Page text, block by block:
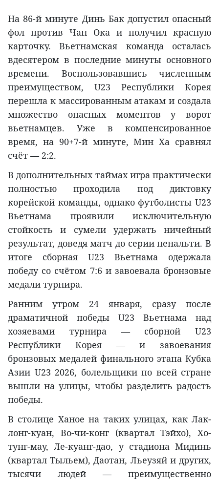
На 86-й минуте Динь Бак допустил опасный
фол против Чан Ока и получил красную
карточку. Вьетнамская команда осталась
вдесятером в последние минуты основного
времени. Воспользовавшись численным
преимуществом, U23 Республики Корея
перешла к массированным атакам и создала
множество опасных моментов у ворот
вьетнамцев. Уже в компенсированное
время, на 90+7-й минуте, Мин Ха сравнял
счёт — 2:2.
В дополнительных таймах игра практически
полностью проходила под диктовку
корейской команды, однако футболисты U23
Вьетнама проявили исключительную
стойкость и сумели удержать ничейный
результат, доведя матч до серии пенальти. В
итоге сборная U23 Вьетнама одержала
победу со счётом 7:6 и завоевала бронзовые
медали турнира.
Ранним утром 24 января, сразу после
драматичной победы U23 Вьетнама над
хозяевами турнира — сборной U23
Республики Корея — и завоевания
бронзовых медалей финального этапа Кубка
Азии U23 2026, болельщики по всей стране
вышли на улицы, чтобы разделить радость
победы.
В столице Ханое на таких улицах, как Лак-
лонг-куан, Во-чи-конг (квартал Тэйхо), Хо-
тунг-мау, Ле-куанг-дао, у стадиона Мидинь
(квартал Тыльем), Даотан, Льеузяй и других,
тысячи людей — преимущественно